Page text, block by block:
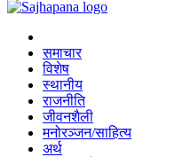
समाचार
विशेष
स्थानीय
राजनीति
जीवनशैली
मनोरञ्जन/साहित्य
अर्थ